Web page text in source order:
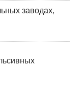
заводах,